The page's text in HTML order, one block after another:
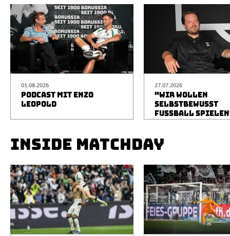
01.08.2026
PODCAST MIT ENZO
LEOPOLD
27.07.2026
"WIR WOLLEN
SELBSTBEWUSST
FUSSBALL
INSIDE MATCHDAY